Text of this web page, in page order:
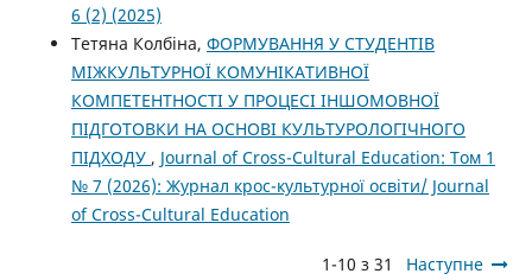
6 (2) (2025)
Тетяна Колбіна, ФОРМУВАННЯ У СТУДЕНТІВ
МІЖКУЛЬТУРНОЇ КОМУНІКАТИВНОЇ
КОМПЕТЕНТНОСТІ У ПРОЦЕСІ ІНШОМОВНОЇ
ПІДГОТОВКИ НА ОСНОВІ КУЛЬТУРОЛОГІЧНОГО
ПІДХОДУ , Journal of Cross-Cultural Education: Том 1
№ 7 (2026): Журнал крос-культурної освіти/ Journal
of Cross-Cultural Education
1-10 з 31 Наступне